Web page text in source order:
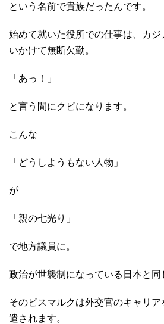
という名前で貴族だったんです。
始めて就いた役所での仕事は、カ
いかけて無断欠勤。
「あっ！」
と言う間にクビになります。
こんな
「どうしようもない人物」
が
「親の七光り」
で地方議員に。
政治が世襲制になっている日本と同
そのビスマルクは外交官のキャリ
遣されます。